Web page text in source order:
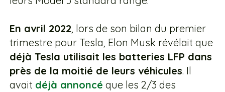
En avril 2022, lors de son bilan du premier
trimestre pour Tesla, Elon Musk révélait que
déjà Tesla utilisait les batteries LFP dans
près de la moitié de leurs véhicules. Il
avait déjà annoncé que les 2/3 des